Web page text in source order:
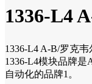
1336-L4
1336-L4 A-B/罗克韦
1336-L4模块品牌是
自动化的品牌1。